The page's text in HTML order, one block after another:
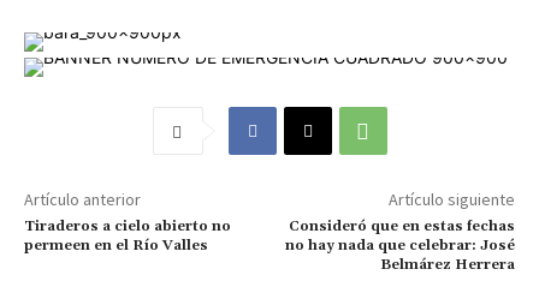
Artículo anterior
Tiraderos a cielo abierto no
permeen en el Río Valles
Artículo siguiente
Consideró que en estas fechas
no hay nada que celebrar: José
Belmárez Herrera